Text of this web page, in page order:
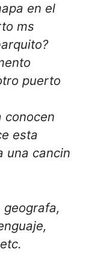
en el
ms
puerto
conocen
esta
una cancin
geografa,